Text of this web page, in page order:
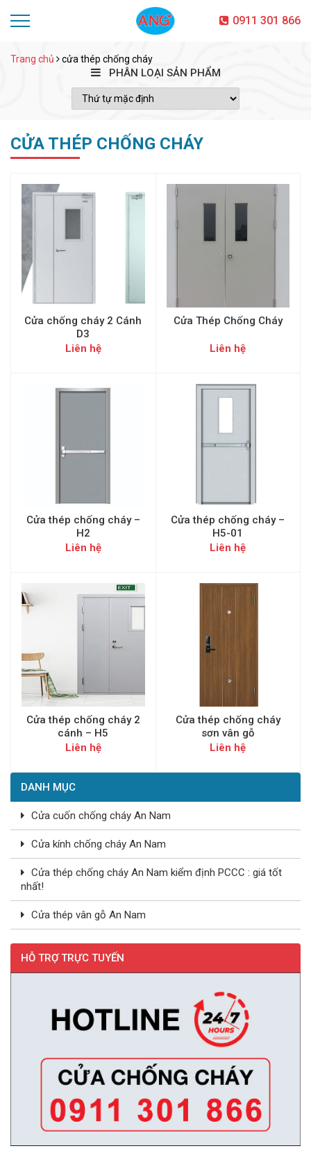
0911 301 866
Trang chủ cửa thép chống cháy
PHÂN LOẠI SẢN PHẨM
DANH MỤC
Cửa cuốn chống cháy An Nam
Cửa kính chống cháy An Nam
Cửa thép chống cháy An Nam kiểm định PCCC : giá tốt
nhất!
Cửa thép vân gỗ An Nam
HỖ TRỢ TRỰC TUYẾN
CỬA THÉP CHỐNG CHÁY
Cửa chống cháy 2 Cánh
D3
Liên hệ
Cửa Thép Chống Cháy
Liên hệ
Cửa thép chống cháy –
H2
Liên hệ
Cửa thép chống cháy –
H5-01
Liên hệ
Cửa thép chống cháy 2
cánh – H5
Liên hệ
Cửa thép chống cháy
sơn vân gỗ
Liên hệ